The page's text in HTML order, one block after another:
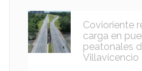
Covioriente
carga en
peatonales
Villavicencio